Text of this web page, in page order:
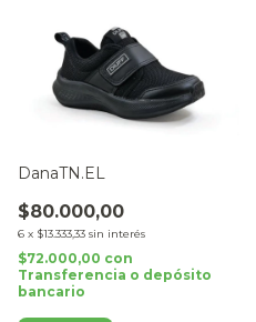
DanaTN.EL
$80.000,00
6 x $13.333,33 sin interés
$72.000,00 con
Transferencia o depósito
bancario